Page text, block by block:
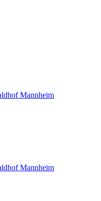
Mannheim
Mannheim